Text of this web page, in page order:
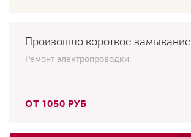
Произошло короткое замыкание
Ремонт электропроводки
ОТ 1050 РУБ